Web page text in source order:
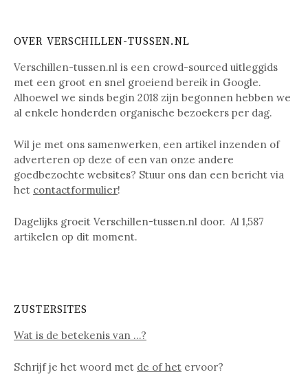
OVER VERSCHILLEN-TUSSEN.NL
Verschillen-tussen.nl is een crowd-sourced uitleggids
met een groot en snel groeiend bereik in Google.
Alhoewel we sinds begin 2018 zijn begonnen hebben we
al enkele honderden organische bezoekers per dag.
Wil je met ons samenwerken, een artikel inzenden of
adverteren op deze of een van onze andere
goedbezochte websites? Stuur ons dan een bericht via
het contactformulier!
Dagelijks groeit Verschillen-tussen.nl door. Al 1,587
artikelen op dit moment.
ZUSTERSITES
Wat is de betekenis van …?
Schrijf je het woord met de of het ervoor?